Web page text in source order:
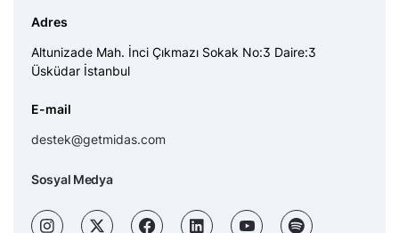
Adres
Altunizade Mah. İnci Çıkmazı Sokak No:3 Daire:3
Üsküdar İstanbul
E-mail
destek@getmidas.com
Sosyal Medya